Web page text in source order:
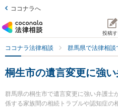
ココナラへ
投稿す
ココナラ法律相談 群馬県で法律相談
桐生市の遺言変更に強
群馬県の桐生市で遺言変更に強い弁護士
係する家族間の相続トラブルや認知症の